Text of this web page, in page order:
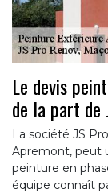
Le devis
de la part de
La société JS
Apremont, peut
peinture en
équipe connaît